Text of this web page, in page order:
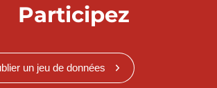
Participez
un jeu de données